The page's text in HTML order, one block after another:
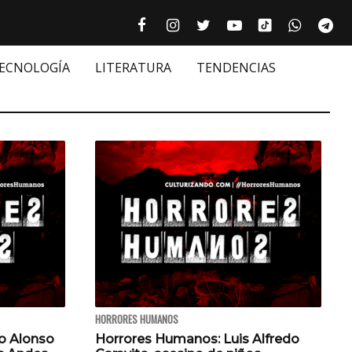
 Facebook culturizando.com |
 Instagram
 Twitter
 Youtube
Tiktok
 
LITERATURA TENDENCIAS
Alonso
HORRORES HUMANOS
Horrores Humanos: Luis Alfredo